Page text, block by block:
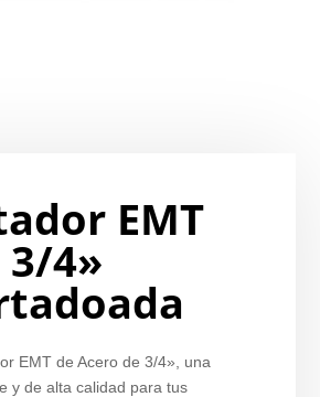
EMT
4»
EMT de Acero de 3/4», una
y de alta calidad para tus